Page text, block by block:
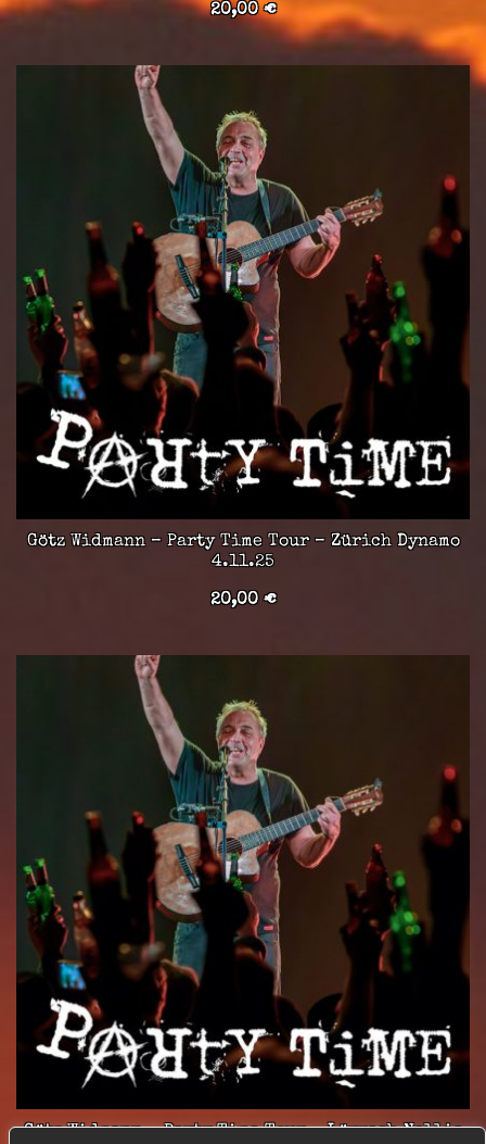
20,00€
Götz Widmann – Party Time Tour – Zürich Dynamo
4.11.25
20,00€
Götz Widmann – Party Time Tour – Lörrach Nellie